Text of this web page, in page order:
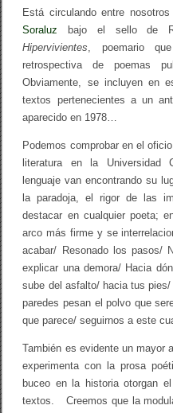
r
a
Está circulando entre
Soraluz bajo el sello de
Hipervivientes, poemario
retrospectiva de poemas
Obviamente, se incluyen en
textos pertenecientes a un
aparecido en 1978…
Podemos comprobar en el
literatura en la Universidad
lenguaje van encontrando su
la paradoja, el rigor de las
destacar en cualquier poeta;
arco más firme y se
acabar/ Resonado los pasos/
explicar una demora/ Hacia
sube del asfalto/ hacia tus
paredes pesan el polvo que
que parece/ seguirnos a este
También es evidente un mayor
experimenta con la prosa
buceo en la historia otorgan
textos. Creemos que la